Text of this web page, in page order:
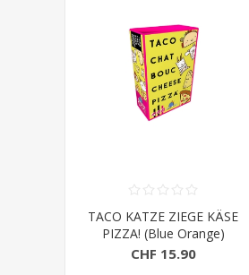
TACO KATZE ZIEGE KÄSE
PIZZA! (Blue Orange)
CHF 15.90